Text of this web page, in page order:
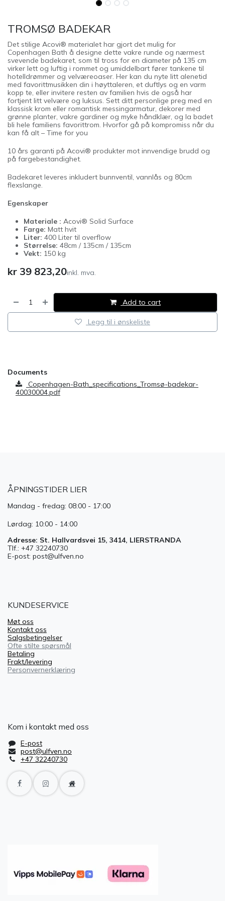
TROMSØ BADEKAR
Det stilige Acovi® materialet har gjort det mulig for
Copenhagen Bath å designe dette vakre runde og nærmest
svevende badekaret, som til tross for en diameter på 135 cm
virker lett og luftig i rommet og umiddelbart fører tankene til
hotelldrømmer og velværeoaser. Her kan du nyte litt alenetid
med favorittmusikken din i høyttaleren, et duftlys og en varm
kopp te, eller invitere resten av familien hvis de også har
fortjent litt velvære og luksus. Sett ditt personlige preg med en
klassisk krom eller romantisk messingarmatur, dekorer med
grønne planter, vakre gardiner og myke håndklær, og la badet
bli hele familiens favorittrom. Hvorfor gå på kompromiss når du
kan få alt – Time for you
10 års garanti på Acovi® produkter mot innvendige brudd og
på fargebestandighet.
Badekaret leveres inkludert bunnventil, vannlås og 80cm
flexslange.
Egenskaper
Materiale : Acovi® Solid Surface
Farge: Matt hvit
Liter: 400 Liter til overflow
Størrelse: 48cm / 135cm / 135cm
Vekt: 150 kg
kr 39 823,20inkl. mva.
Add to cart
Legg til i ønskeliste
Documents
Copenhagen-Bath_specifications_Tromsø-badekar-
40030004.pdf
ÅPNINGSTIDER LIER
Mandag - fredag: 08:00 - 17:00
Lørdag: 10:00 - 14:00
Adresse: St. Hallvardsvei 15, 3414, LIERSTRANDA
Tlf.: +47 32240730
E-post: post@ulfven.no
KUNDESERVICE
Møt oss
Kontakt oss
Salgsbetingelser
Ofte stilte spørsmål
Betaling
Frakt/levering
Personvernerklæring
Kom i kontakt med oss
E-post
post@ulfven.no
+47 32240730